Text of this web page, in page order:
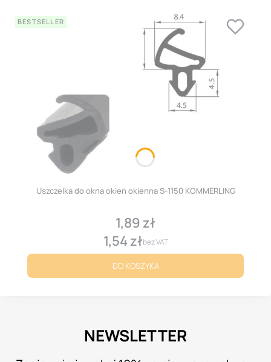
BESTSELLER
Uszczelka do okna okien okienna S-1150 KOMMERLING
Cena
1,89 zł
Cena
1,54 złbez VAT
DO KOSZYKA
NEWSLETTER